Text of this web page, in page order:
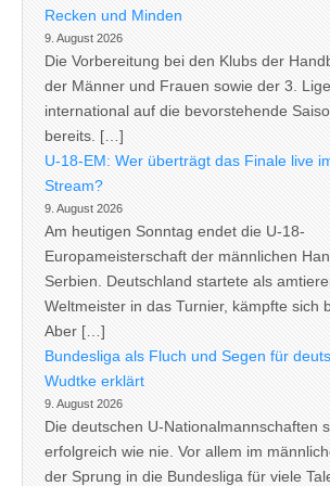
Recken und Minden
9. August 2026
Die Vorbereitung bei den Klubs der
der Männer und Frauen sowie der 3.
international auf die bevorstehende
bereits. […]
U-18-EM: Wer überträgt das Finale live
Stream?
9. August 2026
Am heutigen Sonntag endet die U-18-
Europameisterschaft der männlichen
Serbien. Deutschland startete als
Weltmeister in das Turnier, kämpfte sich
Aber […]
Bundesliga als Fluch und Segen für
Wudtke erklärt
9. August 2026
Die deutschen U-Nationalmannschaften
erfolgreich wie nie. Vor allem im
der Sprung in die Bundesliga für viele